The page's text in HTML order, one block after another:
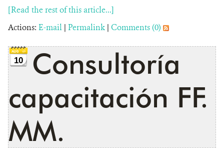
[Read the rest of this article...]
Actions: E-mail | Permalink | Comments (0)
10
Consultoría
capacitación FF.
MM.